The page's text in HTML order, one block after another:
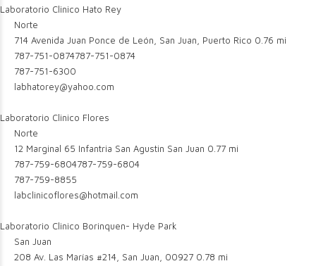
Laboratorio Clinico Hato Rey
Norte
714 Avenida Juan Ponce de León, San Juan, Puerto Rico 0.76 mi
787-751-0874787-751-0874
787-751-6300
labhatorey@yahoo.com
Laboratorio Clinico Flores
Norte
12 Marginal 65 Infantria San Agustin San Juan 0.77 mi
787-759-6804787-759-6804
787-759-8855
labclinicoflores@hotmail.com
Laboratorio Clinico Borinquen- Hyde Park
San Juan
208 Av. Las Marías #214, San Juan, 00927 0.78 mi